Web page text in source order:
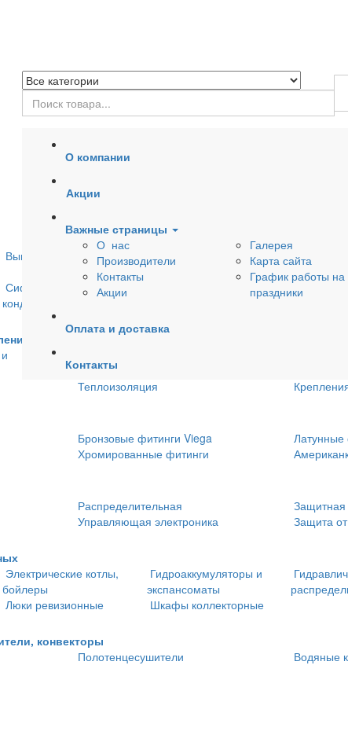
Наружная канализация
Вентиляционные клапаны
Выпуски для раковин Донные клапаны Сифоны
Сифоны для
кондиционеров
Арматура для бачков
и водоснабжения
фитинги
Теплоизоляция
Бронзовые фитинги Viega Латунные
Хромированные фитинги
Распределительная Защитная
Управляющая электроника Защита
Электрические котлы,
бойлеры
Гидроаккумуляторы и
экспансоматы
Люки ревизионные Шкафы коллекторные
конвекторы
Полотенцесушители Водяные
О компании
Акции
Важные страницы
О нас
Производители
Контакты
Акции
Галерея
Карта сайта
График работы на
праздники
Оплата и доставка
Контакты